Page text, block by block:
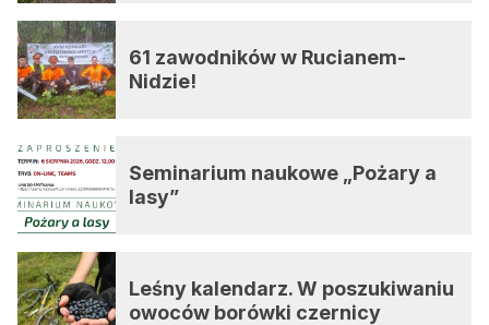
61 zawodników w Rucianem-
Nidzie!
Seminarium naukowe „Pożary a
lasy”
Leśny kalendarz. W poszukiwaniu
owoców borówki czernicy